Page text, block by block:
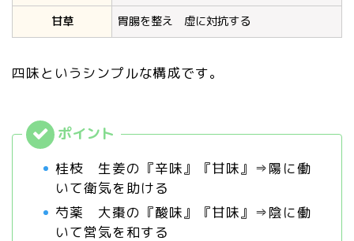
甘草
胃腸を整え 虚に対抗する
四味というシンプルな構成です。
桂枝 生姜の『辛味』『甘味』⇒陽に働
いて衛気を助ける
芍薬 大棗の『酸味』『甘味』⇒陰に働
いて営気を和する